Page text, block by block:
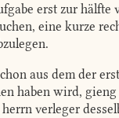
erst zur
eine kurze
aus dem der
haben wird,
verleger